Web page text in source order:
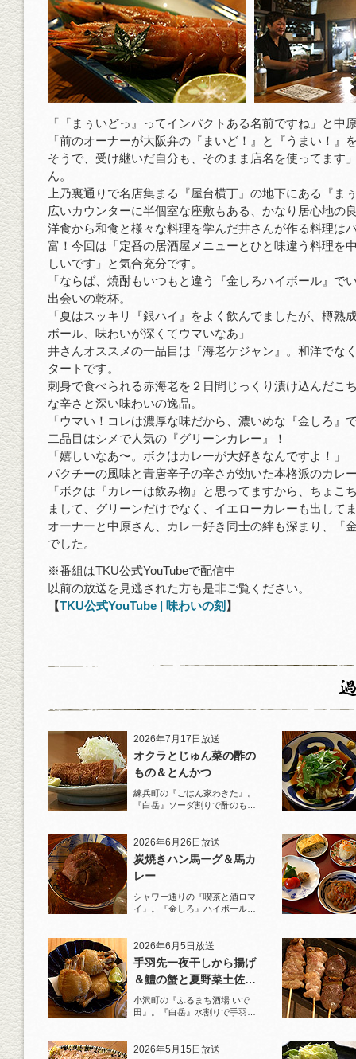
「『まぅいどっ』ってインパクトある名前ですね」と中
「前のオーナーが大阪弁の『まいど！』と『うまい！』
そうで、受け継いだ自分も、そのまま店名を使ってます
ん。
上乃裏通りで名店集まる『屋台横丁』の地下にある『ま
広いカウンターに半個室な座敷もある、かなり居心地の
洋食から和食と様々な料理を学んだ井さんが作る料理は
富！今回は「定番の居酒屋メニューとひと味違う料理を
しいです」と気合充分です。
「ならば、焼酎もいつもと違う『金しろハイボール』で
出会いの乾杯。
「夏はスッキリ『銀ハイ』をよく飲んでましたが、樽熟
ボール、味わいが深くてウマいなあ」
井さんオススメの一品目は『海老ケジャン』。和洋でな
タートです。
刺身で食べられる赤海老を２日間じっくり漬け込んだこ
な辛さと深い味わいの逸品。
「ウマい！コレは濃厚な味だから、濃いめな『金しろ』
二品目はシメで人気の『グリーンカレー』！
「嬉しいなあ〜。ボクはカレーが大好きなんですよ！」
パクチーの風味と青唐辛子の辛さが効いた本格派のカレ
「ボクは『カレーは飲み物』と思ってますから、ちょこ
まして、グリーンだけでなく、イエローカレーも出して
オーナーと中原さん、カレー好き同士の絆も深まり、『
でした。
※番組はTKU公式YouTubeで配信中
以前の放送を見逃された方も是非ご覧ください。
【TKU公式YouTube | 味わいの刻 】
2026年7月17日放送
オクラとじゅん菜の酢の
もの＆とんかつ
練兵町の『ごはん家わきた』。
『白岳』ソーダ割りで酢のもの
2026年6月26日放送
炭焼きハン馬ーグ＆馬カ
レー
シャワー通りの『喫茶と酒ロマ
イ』。『金しろ』ハイボールで
2026年6月5日放送
手羽先一夜干しから揚げ
＆鱧の蟹と夏野菜土佐酢
ジュレがけ
小沢町の『ふるまち酒場 いで
田』。『白岳』水割りで手羽先
2026年5月15日放送